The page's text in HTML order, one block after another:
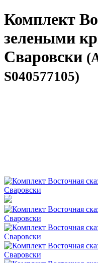
Комплект
зелеными
Сваровски
S040577105)